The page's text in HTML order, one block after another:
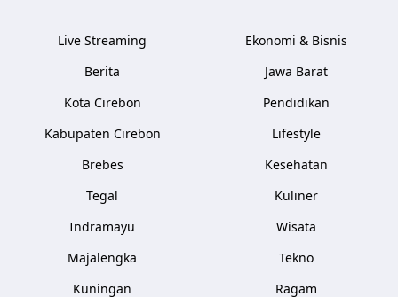
Live Streaming
Berita
Kota Cirebon
Kabupaten Cirebon
Brebes
Tegal
Indramayu
Majalengka
Kuningan
Ekonomi & Bisnis
Jawa Barat
Pendidikan
Lifestyle
Kesehatan
Kuliner
Wisata
Tekno
Ragam